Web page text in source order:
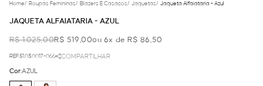
Home/ Roupas Femininas/ Blazers E Casacos/ Jaquetas/ Jaqueta Alfaiataria - Azul
JAQUETA ALFAIATARIA - AZUL
R$ 1.025,00R$ 519,00ou 6x de R$ 86,50
REF.51.03.0017-066 COMPARTILHAR
Cor:AZUL